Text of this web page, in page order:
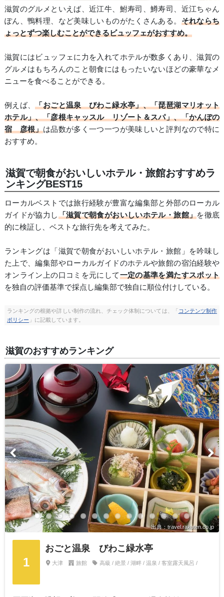
滋賀のグルメといえば、近江牛、鮒寿司、鱒寿司、近江ちゃん
ぽん、鴨料理、など美味しいものがたくさんある。 それならち
ょっとずつ楽しむことができるビュッフェがおすすめ。
滋賀にはビュッフェに力を入れてホテルが数多くあり、滋賀の
グルメはもちろんのこと朝食にはもったいないほどの豪華なメ
ニューを食べることができる。
例えば、「おごと温泉 びわこ緑水亭」、「琵琶湖マリオット
ホテル」、「彦根キャッスル リゾート＆スパ」、「かんぽの
宿 彦根」は品数が多く一つ一つが美味しいと評判なので特に
おすすめ。
滋賀で朝食がおいしいホテル・旅館おすすめラ
ンキングBEST15
ローカルベストでは旅行経験が豊富な編集部と外部のローカル
ガイドが協力し「滋賀で朝食がおいしいホテル・旅館」を徹底
的に検証し、ベストな旅行先を考えてみた。
ランキングは「滋賀で朝食がおいしいホテル・旅館」を吟味し
た上で、編集部やローカルガイドのホテルや旅館の宿泊経験や
オンライン上の口コミを元にして一定の基準を満たすスポット
を独自の評価基準で採点し編集部で独自に順位付けしている。
ランキングの根拠や詳しい制作の流れ、チェック体制については、「 コンテンツ制作
ポリシー 」に記載しています。
滋賀のおすすめランキング
出典：travel.rakuten.co.jp
1
おごと温泉 びわこ緑水亭
大津 旅館 高級 / 絶景 / 湖畔 / 温泉 / 客室露天風呂 /